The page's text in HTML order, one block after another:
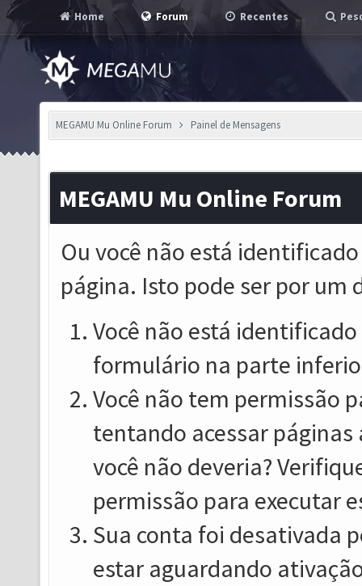
Home Forum Recentes
MEGAMU Mu Online Forum Painel de Mensagens
MEGAMU Mu Online Forum
Ou você não está
página. Isto pode ser por um
Você não está
formulário na parte
Você não tem permissão
tentando acessar
você não deveria?
permissão para executar
Sua conta foi desativada
estar aguardando